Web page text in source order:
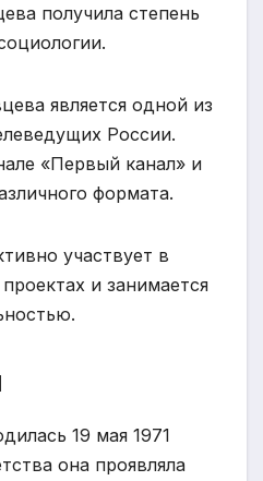
получила степень
является одной из
России.
«Первый канал» и
формата.
участвует в
и занимается
19 мая 1971
она проявляла